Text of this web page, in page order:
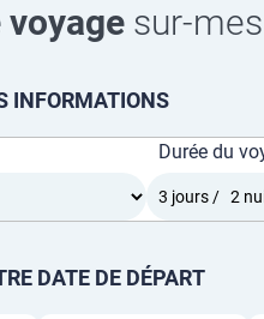
voyage sur-
INFORMATIONS
Durée du
DATE DE DÉPART